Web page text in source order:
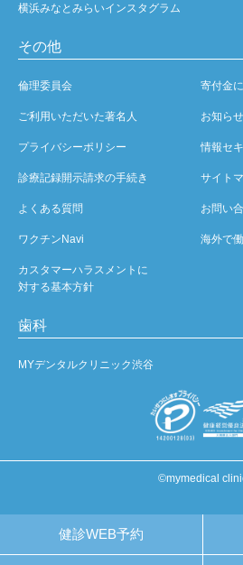
健診WEB予約
横浜みなとみらいインスタグラム
その他
倫理委員会 寄付金
ご利用いただいた著名人 お知らせ
プライバシーポリシー 情報セ
診療記録開示請求の手続き サイト
よくある質問 お問い
ワクチンNavi 海外で
カスタマーハラスメントに
対する基本方針
歯科
MYデンタルクリニック渋谷
©mymedical